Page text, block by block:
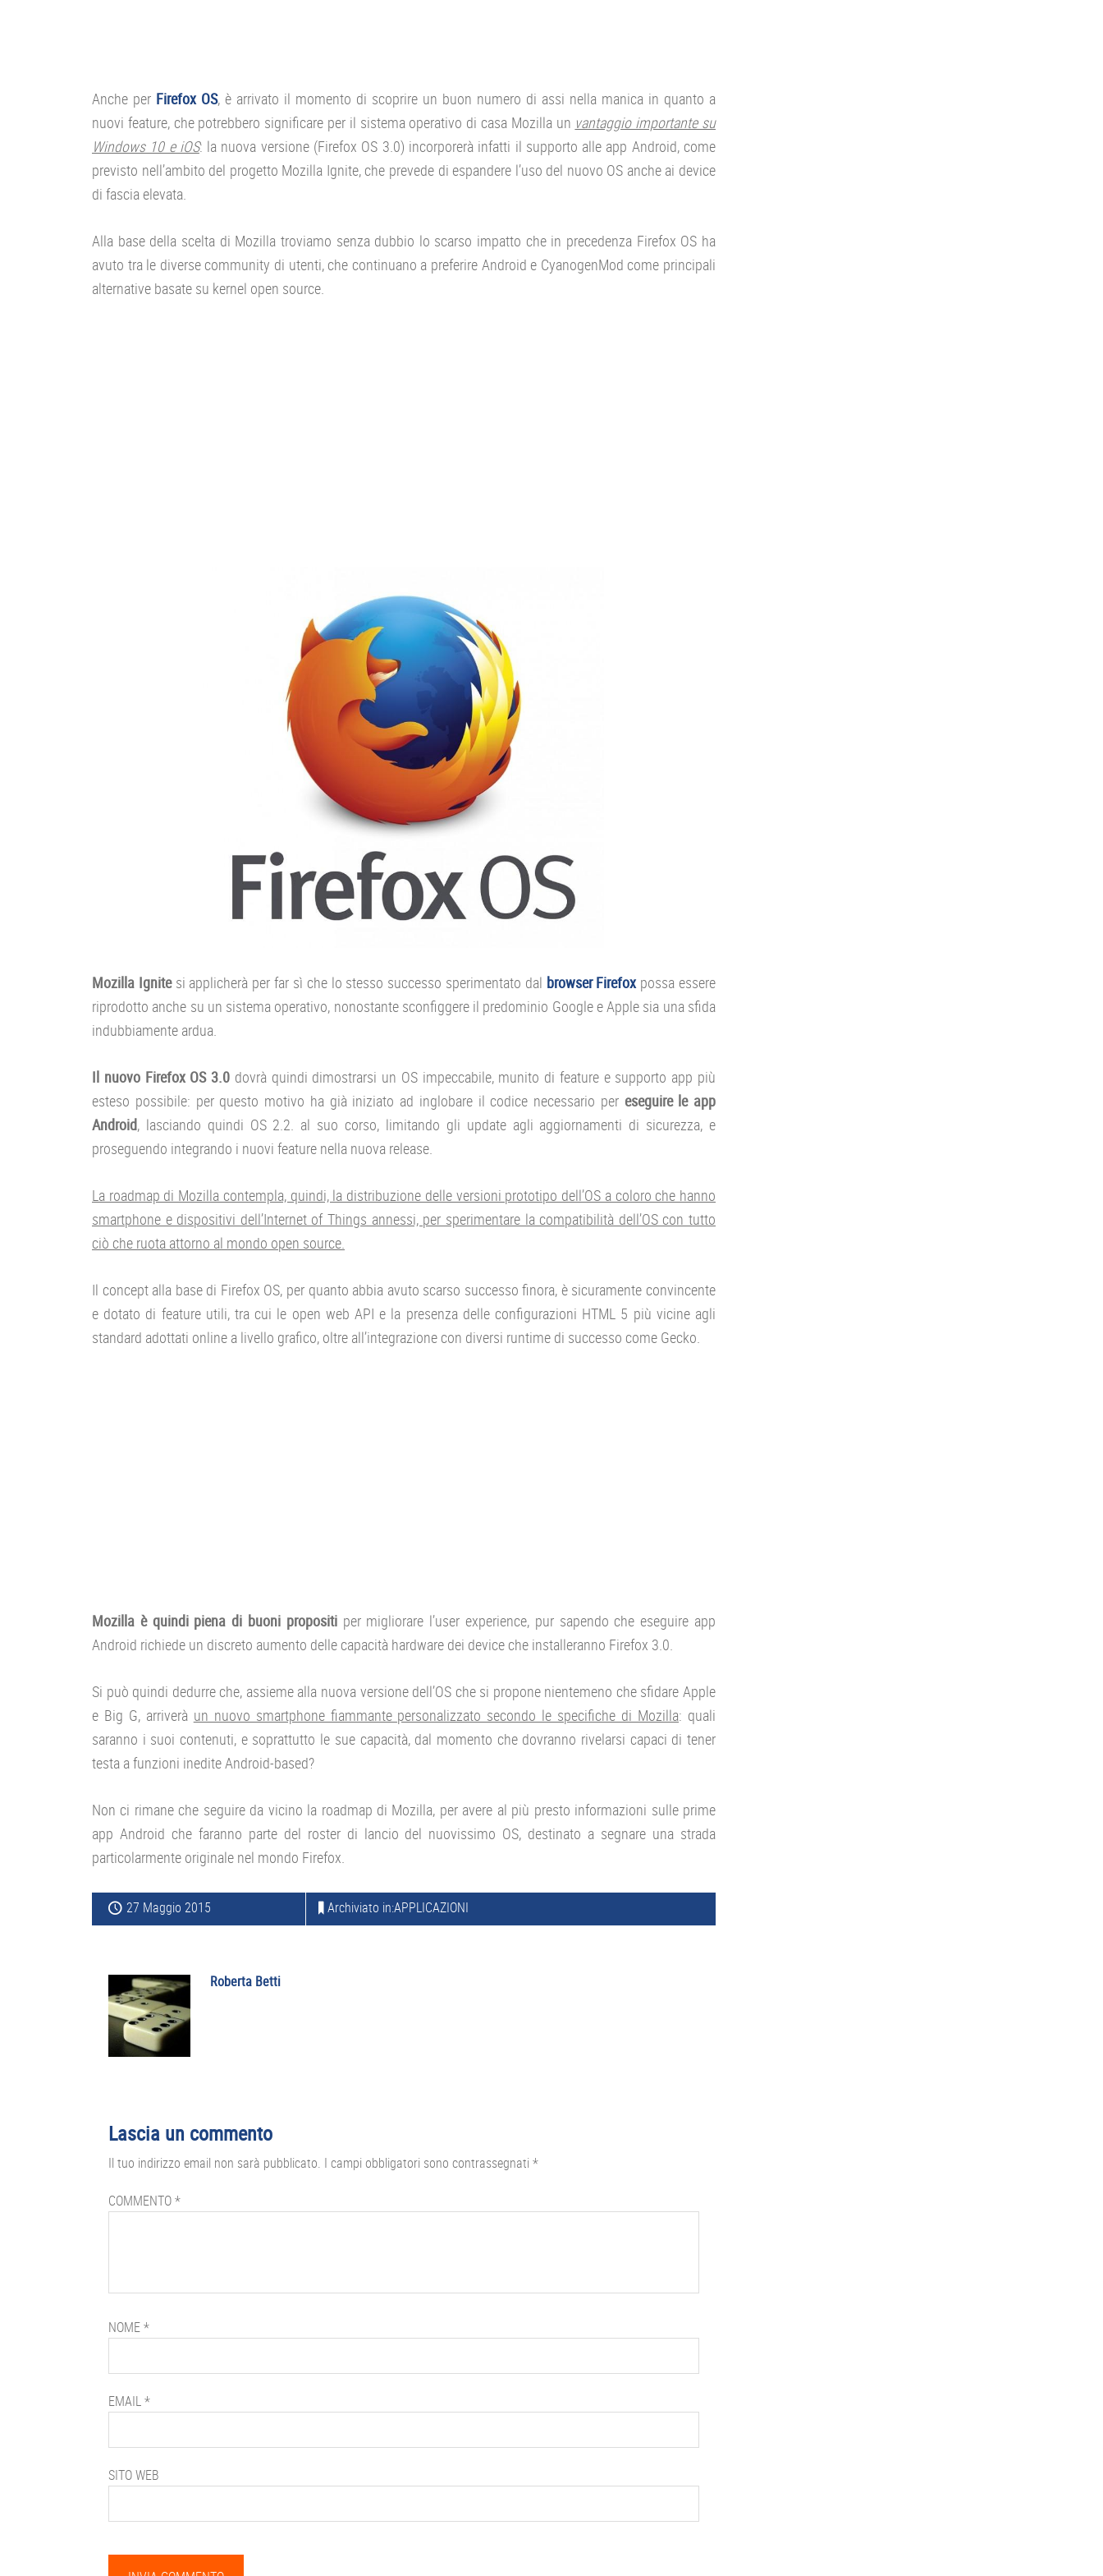
Anche per Firefox OS, è arrivato il momento di scoprire un buon numero di assi nella manica in quanto a
nuovi feature, che potrebbero significare per il sistema operativo di casa Mozilla un vantaggio importante su
Windows 10 e iOS: la nuova versione (Firefox OS 3.0) incorporerà infatti il supporto alle app Android, come
previsto nell’ambito del progetto Mozilla Ignite, che prevede di espandere l’uso del nuovo OS anche ai device
di fascia elevata.
Alla base della scelta di Mozilla troviamo senza dubbio lo scarso impatto che in precedenza Firefox OS ha
avuto tra le diverse community di utenti, che continuano a preferire Android e CyanogenMod come principali
alternative basate su kernel open source.
Mozilla Ignitesi applicherà per far sì che lo stesso successo sperimentato dal browser Firefoxpossa essere
riprodotto anche su un sistema operativo, nonostante sconfiggere il predominio Google e Apple sia una sfida
indubbiamente ardua.
Il nuovo Firefox OS 3.0 dovrà quindi dimostrarsi un OS impeccabile, munito di feature e supporto app più
esteso possibile: per questo motivo ha già iniziato ad inglobare il codice necessario per eseguire le app
Android, lasciando quindi OS 2.2. al suo corso, limitando gli update agli aggiornamenti di sicurezza, e
proseguendo integrando i nuovi feature nella nuova release.
La roadmap di Mozilla contempla, quindi, la distribuzione delle versioni prototipo dell’OS a coloro che hanno
smartphone e dispositivi dell’Internet of Things annessi, per sperimentare la compatibilità dell’OS con tutto
ciò che ruota attorno al mondo open source.
Il concept alla base di Firefox OS, per quanto abbia avuto scarso successo finora, è sicuramente convincente
e dotato di feature utili, tra cui le open web API e la presenza delle configurazioni HTML 5 più vicine agli
standard adottati online a livello grafico, oltre all’integrazione con diversi runtime di successo come Gecko.
Mozilla è quindi piena di buoni propositiper migliorare l’user experience, pur sapendo che eseguire app
Android richiede un discreto aumento delle capacità hardware dei device che installeranno Firefox 3.0.
Si può quindi dedurre che, assieme alla nuova versione dell’OS che si propone nientemeno che sfidare Apple
e Big G, arriverà un nuovo smartphone fiammante personalizzato secondo le specifiche di Mozilla: quali
saranno i suoi contenuti, e soprattutto le sue capacità, dal momento che dovranno rivelarsi capaci di tener
testa a funzioni inedite Android-based?
Non ci rimane che seguire da vicino la roadmap di Mozilla, per avere al più presto informazioni sulle prime
app Android che faranno parte del roster di lancio del nuovissimo OS, destinato a segnare una strada
particolarmente originale nel mondo Firefox.
27 Maggio 2015 Archiviato in:APPLICAZIONI
Roberta Betti
Interazioni
del
lettore
Lascia un commento
Il tuo indirizzo email non sarà pubblicato. I campi obbligatori sono contrassegnati *
COMMENTO*
NOME*
EMAIL*
SITO WEB